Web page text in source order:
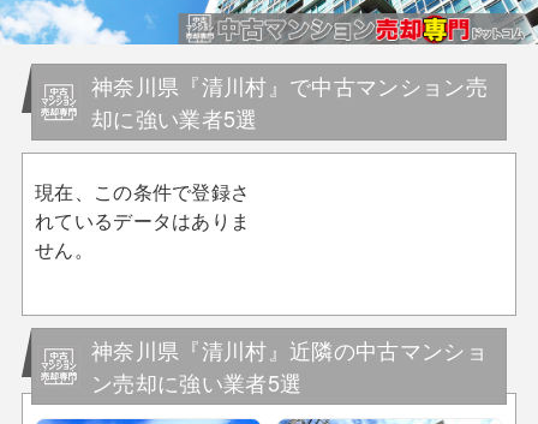
神奈川県『清川村』で中古マンション売
却に強い業者5選
現在、この条件で登録さ
れているデータはありま
せん。
神奈川県『清川村』近隣の中古マンショ
ン売却に強い業者5選